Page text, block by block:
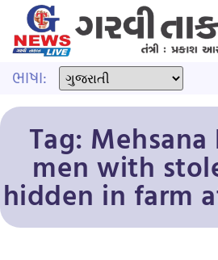
ભાષા:
Tag: Mehsana
men with
hidden in farm